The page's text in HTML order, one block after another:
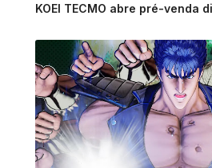
KOEI TECMO abre pré-venda